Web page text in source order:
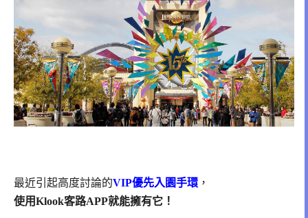
最近引起高度討論的‎VIP優先入園手環 ‬，
使用Klook客路APP就能擁有它！